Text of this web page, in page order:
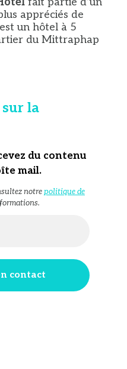
appréciés de
un hôtel à 5
du Mittraphap
la
du contenu
mail.
notrepolitique de